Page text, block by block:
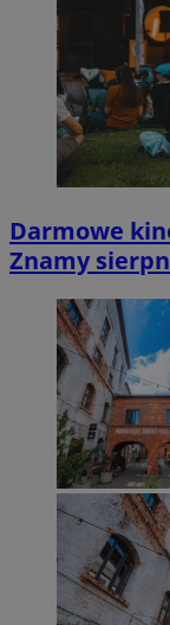
Darmowe
Znamy